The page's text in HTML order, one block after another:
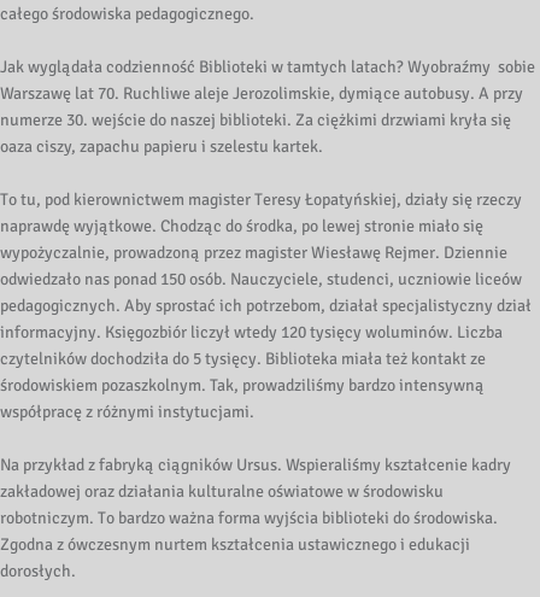
całego środowiska pedagogicznego.
Jak wyglądała codzienność Biblioteki w tamtych latach? Wyobraźmy sobie
Warszawę lat 70. Ruchliwe aleje Jerozolimskie, dymiące autobusy. A przy
numerze 30. wejście do naszej biblioteki. Za ciężkimi drzwiami kryła się
oaza ciszy, zapachu papieru i szelestu kartek.
To tu, pod kierownictwem magister Teresy Łopatyńskiej, działy się rzeczy
naprawdę wyjątkowe. Chodząc do środka, po lewej stronie miało się
wypożyczalnie, prowadzoną przez magister Wiesławę Rejmer. Dziennie
odwiedzało nas ponad 150 osób. Nauczyciele, studenci, uczniowie liceów
pedagogicznych. Aby sprostać ich potrzebom, działał specjalistyczny dział
informacyjny. Księgozbiór liczył wtedy 120 tysięcy woluminów. Liczba
czytelników dochodziła do 5 tysięcy. Biblioteka miała też kontakt ze
środowiskiem pozaszkolnym. Tak, prowadziliśmy bardzo intensywną
współpracę z różnymi instytucjami.
Na przykład z fabryką ciągników Ursus. Wspieraliśmy kształcenie kadry
zakładowej oraz działania kulturalne oświatowe w środowisku
robotniczym. To bardzo ważna forma wyjścia biblioteki do środowiska.
Zgodna z ówczesnym nurtem kształcenia ustawicznego i edukacji
dorosłych.